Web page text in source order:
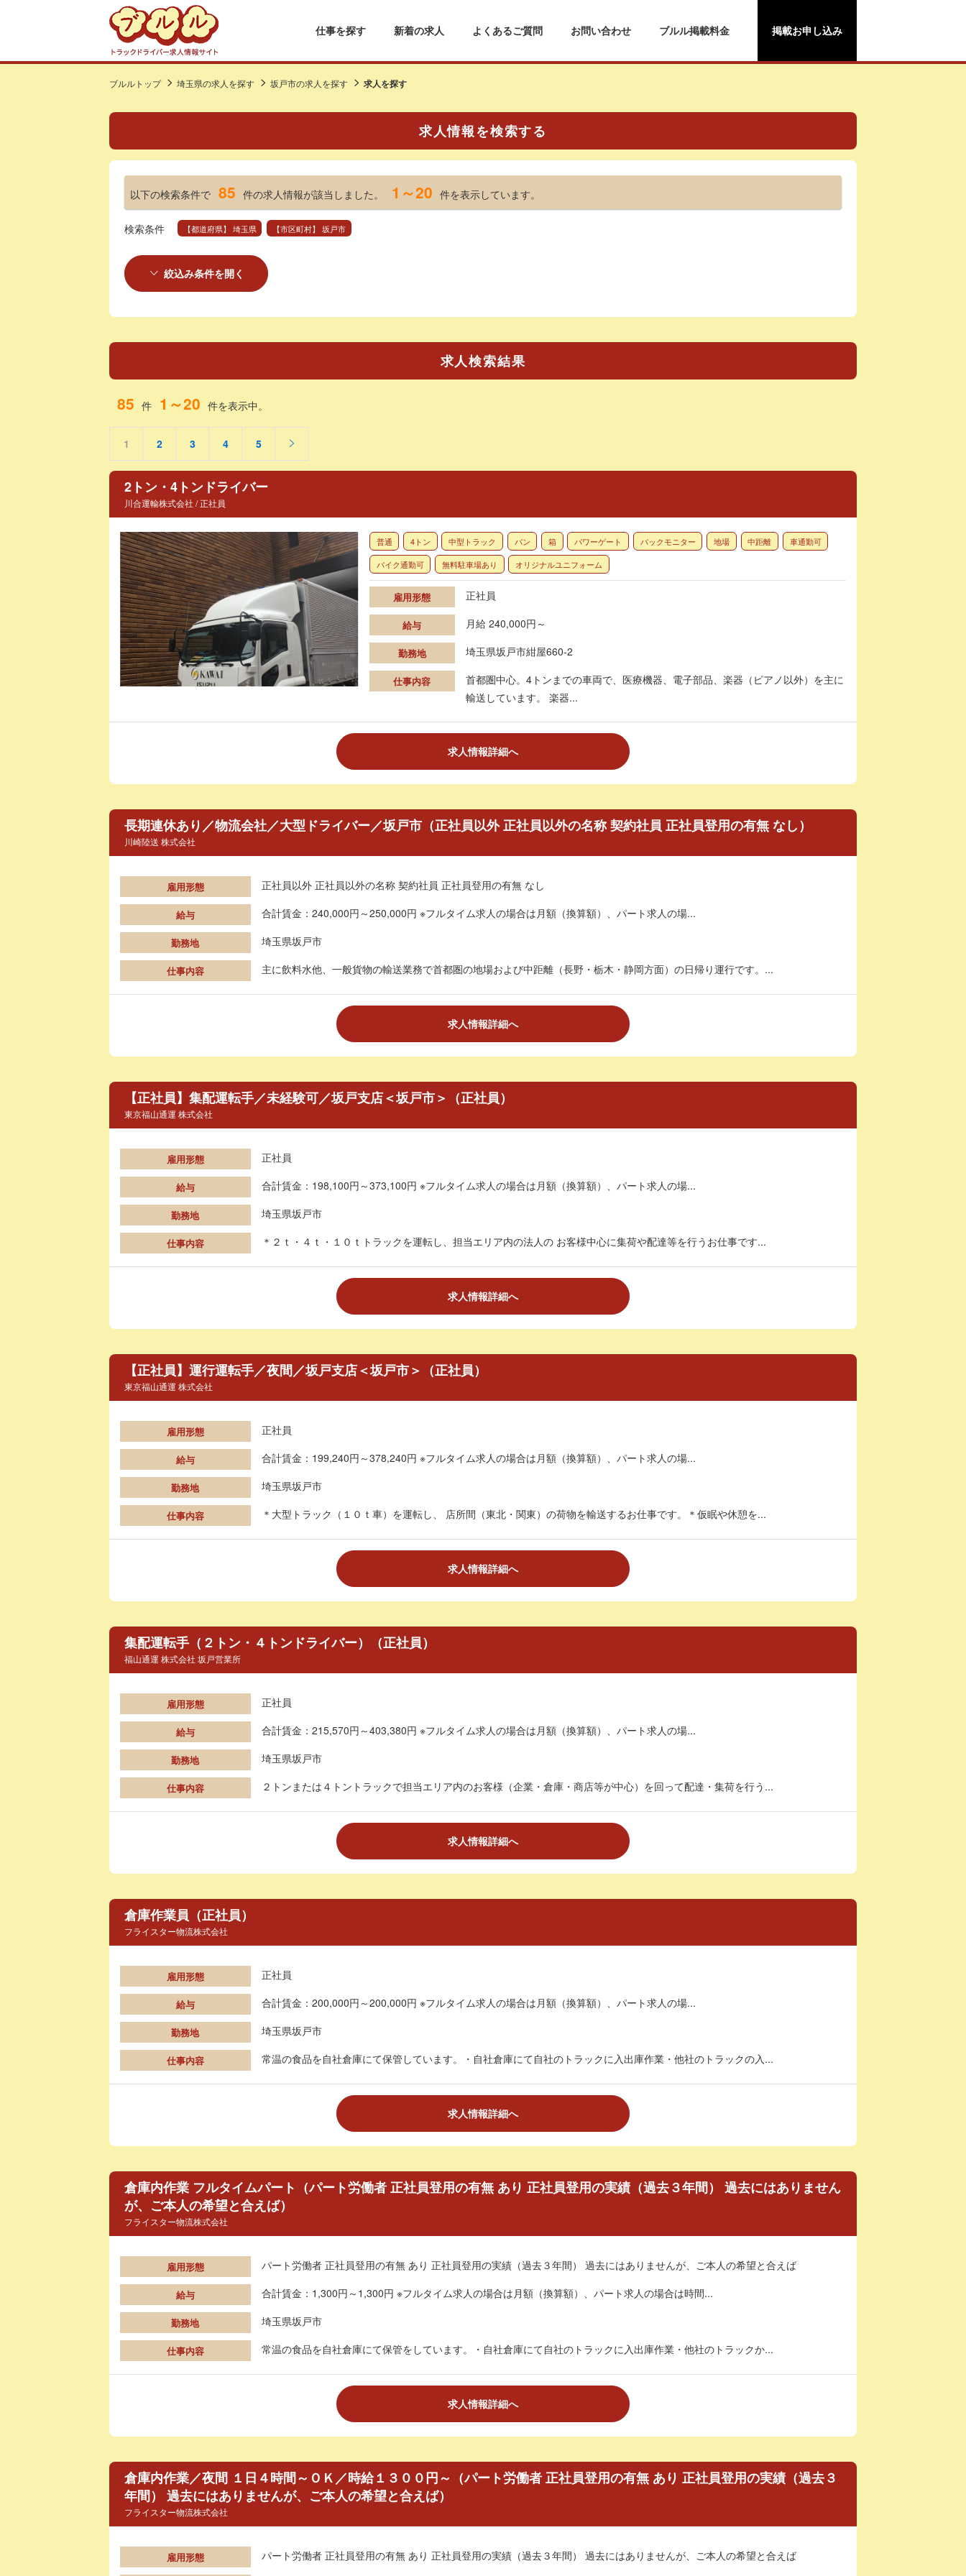
仕事を探す 新着の求人 よくあるご質問 お問い合わせ ブルル掲載料金 掲載お申し込み
ブルルトップ 埼玉県の求人を探す 坂戸市の求人を探す 求人を探す
求人情報を検索する
以下の検索条件で 85 件の求人情報が該当しました。 1～20 件を表示しています。
検索条件 【都道府県】 埼玉県 【市区町村】 坂戸市
絞込み条件を開く
求人検索結果
85 件 1～20 件を表示中。
1 2 3 4 5
2トン・4トンドライバー
川合運輸株式会社 / 正社員
普通 4トン 中型トラック バン 箱 パワーゲート バックモニター 地場 中距離
車通勤可
バイク通勤可
無料駐車場あり オリジナルユニフォーム
雇用形態 正社員
給与 月給 240,000円～
勤務地 埼玉県坂戸市紺屋660-2
仕事内容
首都圏中心。4トンまでの車両で、医療機器、電子部品、楽器（ピアノ以外）を主に
輸送しています。 楽器...
求人情報詳細へ
長期連休あり／物流会社／大型ドライバー／坂戸市（正社員以外 正社員以外の名称 契約社員 正社員登用の有無 なし）
川崎陸送 株式会社
雇用形態 正社員以外 正社員以外の名称 契約社員 正社員登用の有無 なし
給与 合計賃金：240,000円～250,000円 ※フルタイム求人の場合は月額（換算額）、パート求人の場...
勤務地 埼玉県坂戸市
仕事内容 主に飲料水他、一般貨物の輸送業務で首都圏の地場および中距離（長野・栃木・静岡方面）の日帰り運行です。...
求人情報詳細へ
【正社員】集配運転手／未経験可／坂戸支店＜坂戸市＞（正社員）
東京福山通運 株式会社
雇用形態 正社員
給与 合計賃金：198,100円～373,100円 ※フルタイム求人の場合は月額（換算額）、パート求人の場...
勤務地 埼玉県坂戸市
仕事内容 ＊２ｔ・４ｔ・１０ｔトラックを運転し、担当エリア内の法人の お客様中心に集荷や配達等を行うお仕事です...
求人情報詳細へ
【正社員】運行運転手／夜間／坂戸支店＜坂戸市＞（正社員）
東京福山通運 株式会社
雇用形態 正社員
給与 合計賃金：199,240円～378,240円 ※フルタイム求人の場合は月額（換算額）、パート求人の場...
勤務地 埼玉県坂戸市
仕事内容 ＊大型トラック（１０ｔ車）を運転し、 店所間（東北・関東）の荷物を輸送するお仕事です。＊仮眠や休憩を...
求人情報詳細へ
集配運転手（２トン・４トンドライバー）（正社員）
福山通運 株式会社 坂戸営業所
雇用形態 正社員
給与 合計賃金：215,570円～403,380円 ※フルタイム求人の場合は月額（換算額）、パート求人の場...
勤務地 埼玉県坂戸市
仕事内容 ２トンまたは４トントラックで担当エリア内のお客様（企業・倉庫・商店等が中心）を回って配達・集荷を行う...
求人情報詳細へ
倉庫作業員（正社員）
フライスター物流株式会社
雇用形態 正社員
給与 合計賃金：200,000円～200,000円 ※フルタイム求人の場合は月額（換算額）、パート求人の場...
勤務地 埼玉県坂戸市
仕事内容 常温の食品を自社倉庫にて保管しています。・自社倉庫にて自社のトラックに入出庫作業・他社のトラックの入...
求人情報詳細へ
倉庫内作業 フルタイムパート（パート労働者 正社員登用の有無 あり 正社員登用の実績（過去３年間） 過去にはありません
が、ご本人の希望と合えば）
フライスター物流株式会社
雇用形態 パート労働者 正社員登用の有無 あり 正社員登用の実績（過去３年間） 過去にはありませんが、ご本人の希望と合えば
給与 合計賃金：1,300円～1,300円 ※フルタイム求人の場合は月額（換算額）、パート求人の場合は時間...
勤務地 埼玉県坂戸市
仕事内容 常温の食品を自社倉庫にて保管をしています。・自社倉庫にて自社のトラックに入出庫作業・他社のトラックか...
求人情報詳細へ
倉庫内作業／夜間 １日４時間～ＯＫ／時給１３００円～（パート労働者 正社員登用の有無 あり 正社員登用の実績（過去３
年間） 過去にはありませんが、ご本人の希望と合えば）
フライスター物流株式会社
雇用形態
パート労働者 正社員登用の有無 あり 正社員登用の実績（過去３年間） 過去にはありませんが、ご本人の希望と合えば